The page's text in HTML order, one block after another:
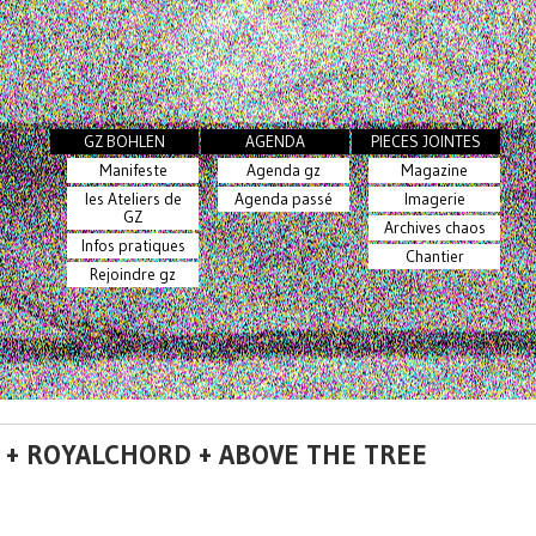
GZ BOHLEN
Manifeste
les Ateliers de
GZ
Infos pratiques
Rejoindre gz
AGENDA
Agenda gz
Agenda passé
PIECES JOINTES
Magazine
Imagerie
Archives chaos
Chantier
ROYALCHORD + ABOVE THE TREE